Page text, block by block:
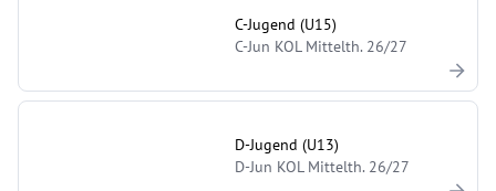
C-Jugend (U15)
C-Jun KOL Mittelth. 26/27
D-Jugend (U13)
D-Jun KOL Mittelth. 26/27